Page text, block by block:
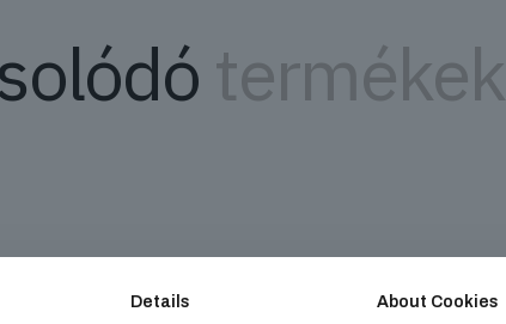
termékek
Details About Cookies